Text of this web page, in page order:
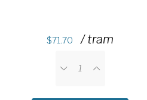
71.70 / tram